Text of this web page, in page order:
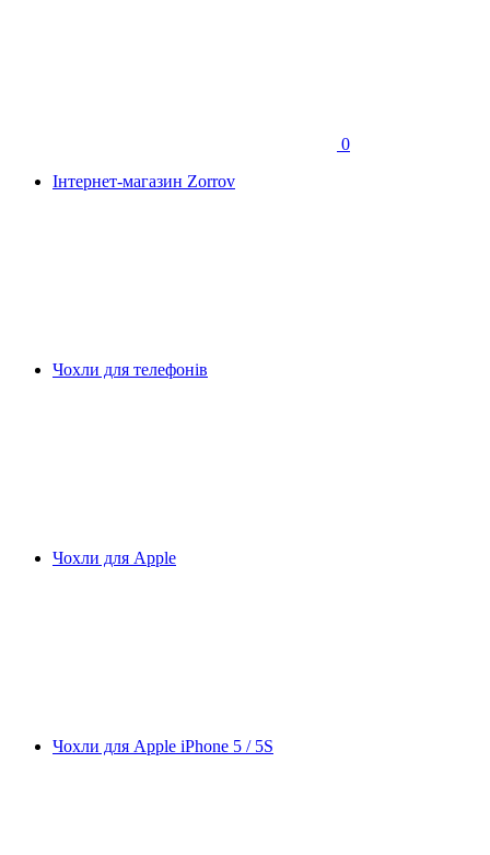
0
Інтернет-магазин Zorrov
Чохли для телефонів
Чохли для Apple
Чохли для Apple iPhone 5 / 5S